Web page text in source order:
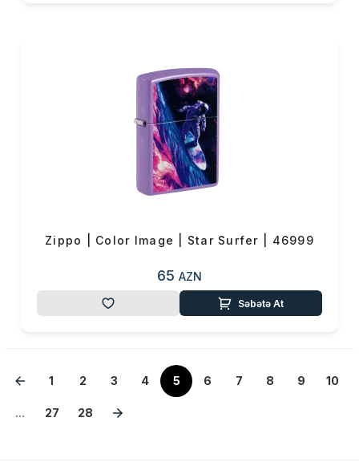
Zippo | Color Image | Star Surfer | 46999
65 AZN
Səbətə At
1 2 3 4 5 6 7 8 9 10
... 27 28